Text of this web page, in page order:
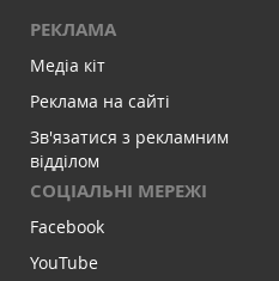
РЕКЛАМА
Медіа кіт
Реклама на сайті
Зв'язатися з рекламним
відділом
СОЦІАЛЬНІ МЕРЕЖІ
Facebook
YouTube